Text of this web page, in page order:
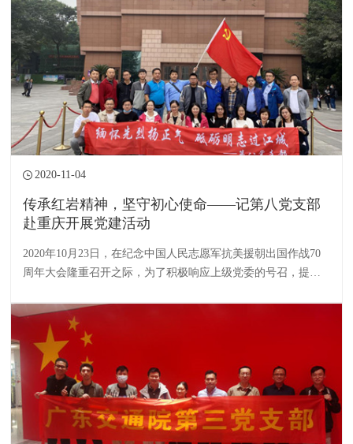
2020-11-04
传承红岩精神，坚守初心使命——记第八党支部
赴重庆开展党建活动
2020年10月23日，在纪念中国人民志愿军抗美援朝出国作战70
周年大会隆重召开之际，为了积极响应上级党委的号召，提升
组织党员前往重庆开展“缅怀先烈扬正气，砥砺明志过江城”主
题党建活动。